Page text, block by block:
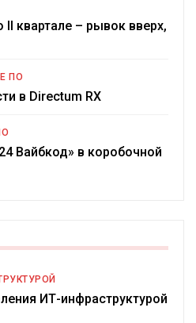
квартале – рывок вверх,
ПО
в Directum RX
Вайбкод» в коробочной
ИТ-инфраструктурой